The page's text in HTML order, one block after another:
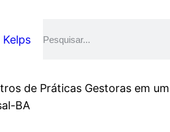
de Práticas Gestoras em um
BA